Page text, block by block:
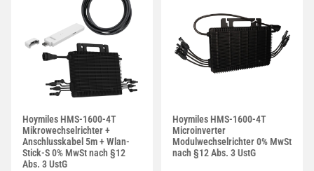
Hoymiles HMS-1600-4T
Mikrowechselrichter +
Anschlusskabel 5m + Wlan-
Stick-S 0% MwSt nach §12
Abs. 3 UstG
Hoymiles HMS-1600-4T
Microinverter
Modulwechselrichter 0% MwSt
nach §12 Abs. 3 UstG